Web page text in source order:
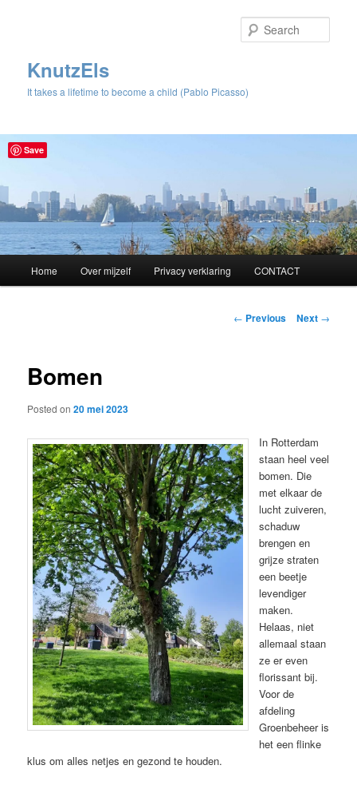
KnutzEls
It takes a lifetime to become a child (Pablo Picasso)
Skip
content
Home Over mijzelf Privacy verklaring CONTACT
Post
← Previous Next →
Bomen
Posted on20 mei 2023
In Rotterdam
staan heel veel
bomen. Die
met elkaar de
lucht zuiveren,
schaduw
brengen en
grijze straten
een beetje
levendiger
maken.
Helaas, niet
allemaal staan
ze er even
florissant bij.
Voor de
afdeling
Groenbeheer is
het een flinke
klus om alles netjes en gezond te houden.
Save